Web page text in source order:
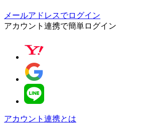
メールアドレスでログイン
アカウント連携で簡単ログイン
アカウント連携とは